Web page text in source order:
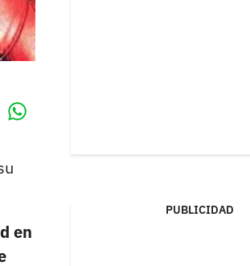
en
PUBLICIDAD